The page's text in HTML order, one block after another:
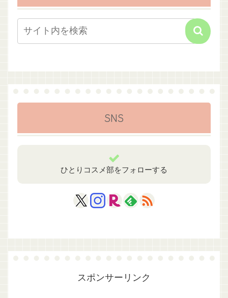
SNS
ひとりコスメ部をフォローする
スポンサーリンク